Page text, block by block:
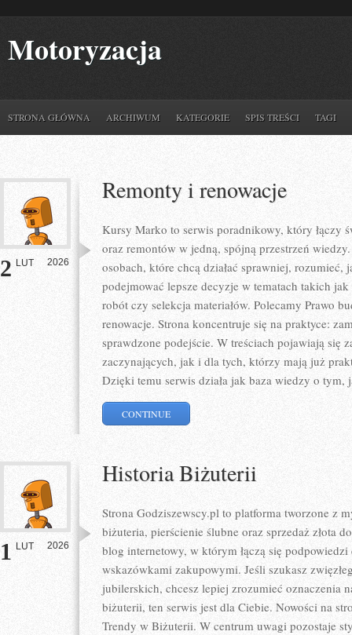
Motoryzacja
STRONA GŁÓWNA ARCHIWUM KATEGORIE SPIS TREŚCI TAGI
2 LUT 2026
Remonty i renowacje
Kursy Marko to serwis poradnikowy, który łączy
oraz remontów w jedną, spójną przestrzeń
osobach, które chcą działać sprawniej,
podejmować lepsze decyzje w tematach takich
robót czy selekcja materiałów. Polecamy Prawo
renowacje. Strona koncentruje się na praktyce:
sprawdzone podejście. W treściach pojawiają się
zaczynających, jak i dla tych, którzy mają już
Dzięki temu serwis działa jak baza wiedzy o tym,
CONTINUE
1 LUT 2026
Historia Biżuterii
Strona Godziszewscy.pl to platforma tworzone z
biżuteria, pierścienie ślubne oraz sprzedaż złota
blog internetowy, w którym łączą się
wskazówkami zakupowymi. Jeśli szukasz
jubilerskich, chcesz lepiej zrozumieć oznaczenia
biżuterii, ten serwis jest dla Ciebie. Nowości na
Trendy w Biżuterii. W centrum uwagi pozostaje